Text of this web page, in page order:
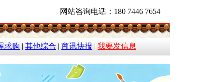
网站咨询电话：180 7446 7654
求购 | 其他综合 | 商讯快报 | 我要发信息